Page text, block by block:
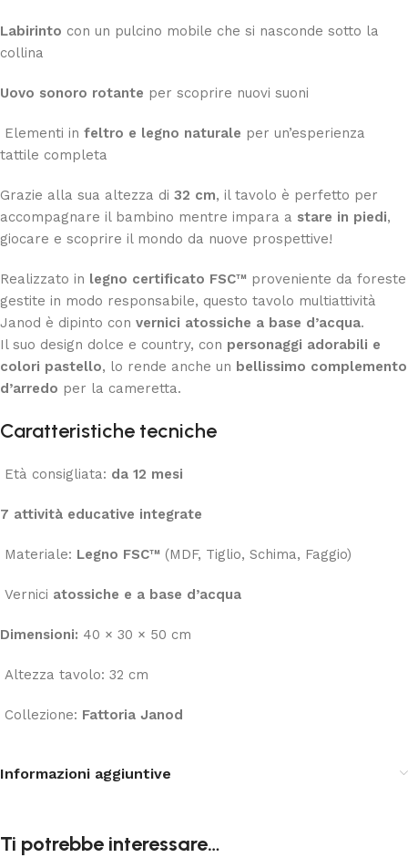
Labirinto con un pulcino mobile che si nasconde sotto la
collina
Uovo sonoro rotante per scoprire nuovi suoni
Elementi in feltro e legno naturale per un’esperienza
tattile completa
Grazie alla sua altezza di 32 cm, il tavolo è perfetto per
accompagnare il bambino mentre impara a stare in piedi,
giocare e scoprire il mondo da nuove prospettive!
Realizzato in legno certificato FSC™ proveniente da foreste
gestite in modo responsabile, questo tavolo multiattività
Janod è dipinto con vernici atossiche a base d’acqua.
Il suo design dolce e country, con personaggi adorabili e
colori pastello, lo rende anche un bellissimo complemento
d’arredo per la cameretta.
Caratteristiche tecniche
Età consigliata: da 12 mesi
7 attività educative integrate
Materiale: Legno FSC™ (MDF, Tiglio, Schima, Faggio)
Vernici atossiche e a base d’acqua
Dimensioni: 40 × 30 × 50 cm
Altezza tavolo: 32 cm
Collezione: Fattoria Janod
Informazioni aggiuntive
Ti potrebbe interessare…